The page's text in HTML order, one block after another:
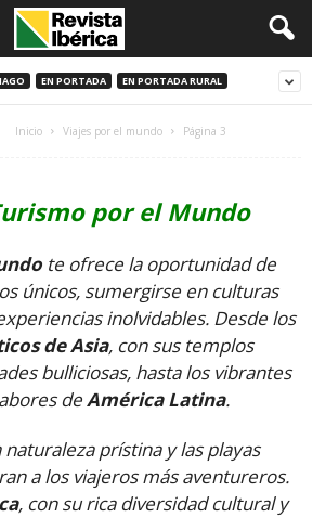
EN PORTADA EN PORTADA RURAL
Inicio Viajes por el mundo Página 3
por el Mundo
te ofrece la oportunidad de
únicos, sumergirse en culturas
inolvidables. Desde los
de Asia, con sus templos
bulliciosas, hasta los vibrantes
deAmérica Latina.
naturaleza prístina y las playas
a los viajeros más aventureros.
, con su rica diversidad cultural y